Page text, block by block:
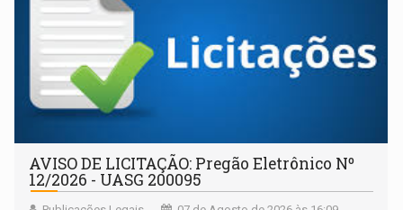
AVISO DE LICITAÇÃO: Pregão Eletrônico Nº
12/2026 - UASG 200095